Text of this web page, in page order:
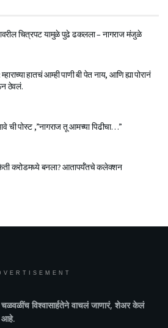
चित्रपट यामुळे पुढे ढकलला – नागराज मंजुळे
हातचं आम्ही पाणी बी पेत नाय, आणि ह्या पोरानं
ठेवलं.
ची पोस्ट ,”नागराज तू आमच्या पिढीचा…”
करोडमध्ये बनला? आतापर्यँतचे कलेक्शन
विश्वासार्हतेने वाचलं जाणारं, शेअर केलं
आहे.